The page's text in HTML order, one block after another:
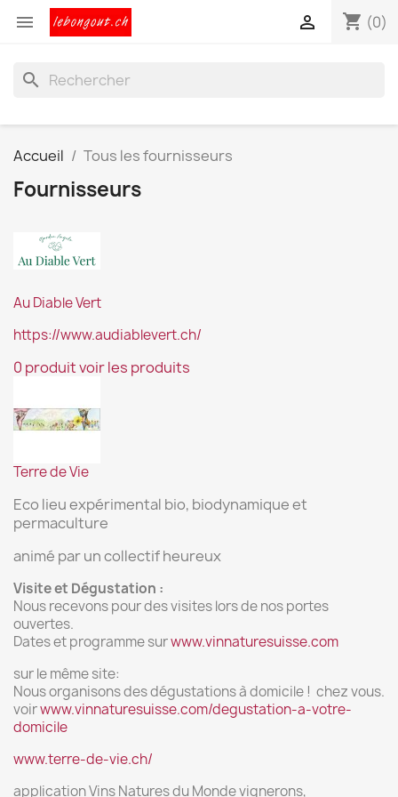
 shopping_cart (0)

search
Accueil Tous les fournisseurs
Fournisseurs
Au Diable Vert
https://www.audiablevert.ch/
0 produitvoir les produits
Terre de Vie
Eco lieu expérimental bio, biodynamique et
permaculture
animé par un collectif heureux
Visite et Dégustation :
Nous recevons pour des visites lors de nos portes
ouvertes.
Dates et programme surwww.vinnaturesuisse.com
sur le même site:
Nous organisons des dégustations à domicile ! chez vous.
voirwww.vinnaturesuisse.com/degustation-a-votre-
domicile
www.terre-de-vie.ch/
application Vins Natures du Monde vignerons,